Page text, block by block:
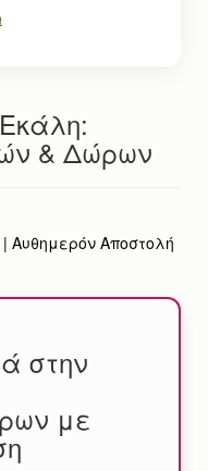
& Δώρων
Αυθημερόν Αποστολή
στην
με